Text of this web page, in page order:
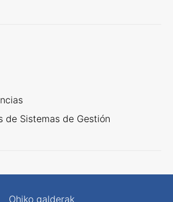
de Sistemas de Gestión
Ohiko galderak